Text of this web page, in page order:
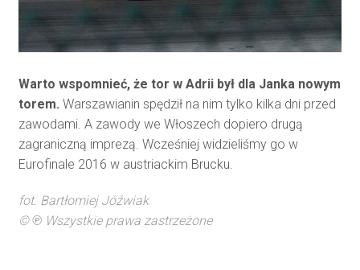
Warto wspomnieć, że tor w Adrii był dla Janka nowym
torem. Warszawianin spędził na nim tylko kilka dni przed
zawodami. A zawody we Włoszech dopiero drugą
zagraniczną imprezą. Wcześniej widzieliśmy go w
Eurofinale 2016 w austriackim Brucku.
fot. Bartłomiej Jóźwiak
©℗Wszystkie prawa zastrzeżone